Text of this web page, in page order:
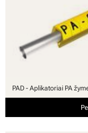
PAD - Aplikatoriai PA